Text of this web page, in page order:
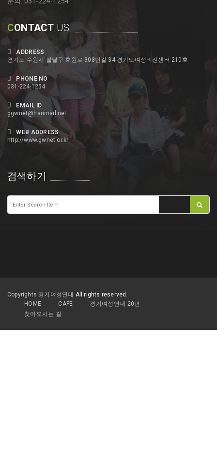
CONTACT US
ADDRESS
경기도 수원시 팔달구 효원로 308번길 34 경기도여성비전센터 210호
PHONE NO
031-224-1254
EMAIL ID
ggwnet@hanmail.net
WEB ADDRESS
http://www.gwnet.or.kr
검색하기
Copyrights 경기여성연대 All rights reserved.
HOME
CAFE
경기여성연대 20년
찾아오시는 길